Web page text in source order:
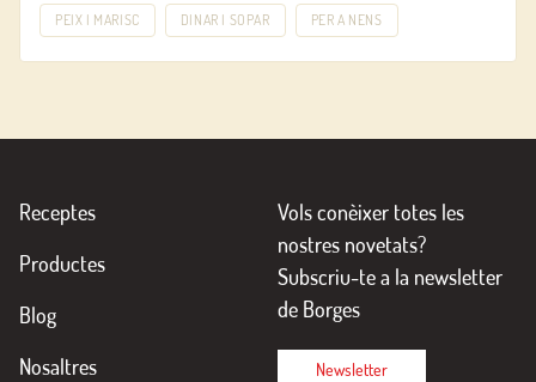
PEIX I MARISC DINAR I SOPAR PER A NENS
Receptes
Productes
Blog
Nosaltres
Vols conèixer totes les
nostres novetats?
Subscriu-te a la newsletter
de Borges
Newsletter